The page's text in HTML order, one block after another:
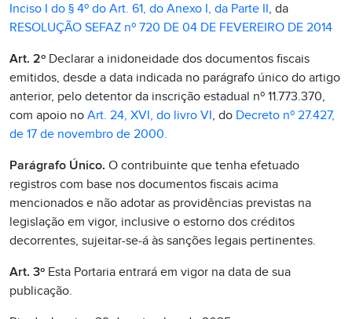
Inciso I do § 4º do Art. 61, do Anexo I, da Parte II, da
RESOLUÇÃO SEFAZ nº 720 DE 04 DE FEVEREIRO DE 2014
Art. 2º Declarar a inidoneidade dos documentos fiscais
emitidos, desde a data indicada no parágrafo único do artigo
anterior, pelo detentor da inscrição estadual nº 11.773.370,
com apoio no Art. 24, XVI, do livro VI, do Decreto nº 27.427,
de 17 de novembro de 2000.
Parágrafo Único. O contribuinte que tenha efetuado
registros com base nos documentos fiscais acima
mencionados e não adotar as providências previstas na
legislação em vigor, inclusive o estorno dos créditos
decorrentes, sujeitar-se-á às sanções legais pertinentes.
Art. 3º Esta Portaria entrará em vigor na data de sua
publicação.